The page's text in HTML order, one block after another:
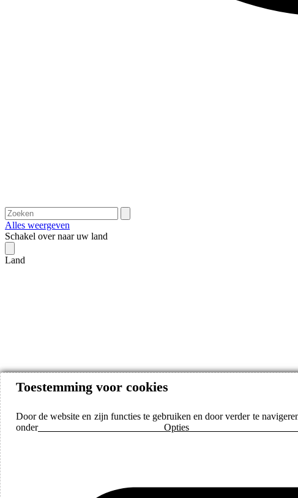
Alles weergeven
Schakel over naar uw land
Land
Toestemming voor cookies
Door de website en zijn functies te gebruiken en door verder te
onderOpties voor